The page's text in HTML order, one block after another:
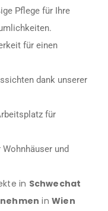
Pflege für Ihre
für einen
dank unserer
für
und
in Schwechat
in Wien